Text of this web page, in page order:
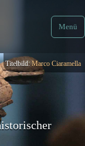
Menü
Titelbild:Marco Ciaramella